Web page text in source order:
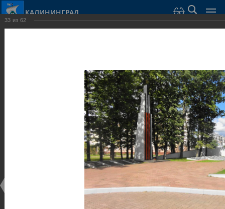
КАЛИНИНГРАД
Скульптуры и мемориалы
33 из 62